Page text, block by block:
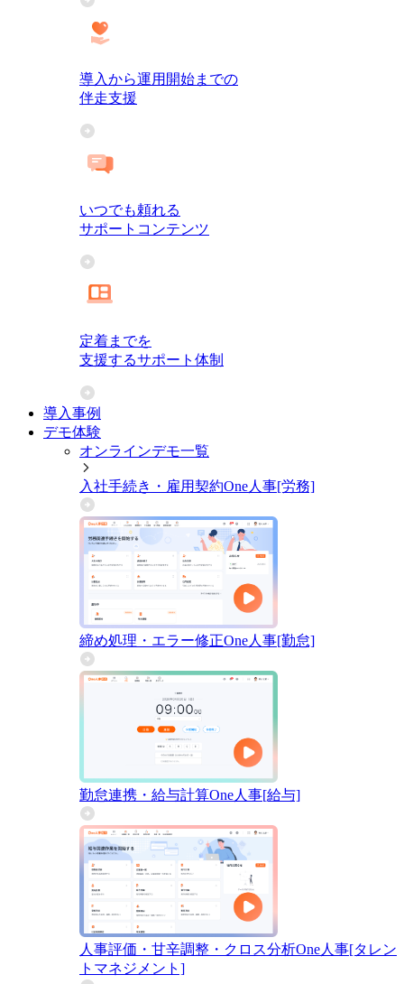
導入から運用開始までの
伴走支援
いつでも頼れる
サポートコンテンツ
定着までを
支援するサポート体制
導入事例
デモ体験
オンラインデモ一覧
入社手続き・雇用契約One人事[労務]
締め処理・エラー修正One人事[勤怠]
勤怠連携・給与計算One人事[給与]
人事評価・甘辛調整・クロス分析One人事[タレン
トマネジメント]